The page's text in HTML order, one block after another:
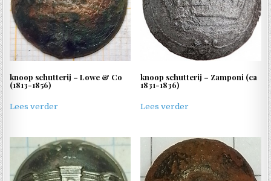
knoop schutterij – Lowe & Co
(1813-1856)
Lees verder
knoop schutterij – Zamponi (ca
1831-1836)
Lees verder